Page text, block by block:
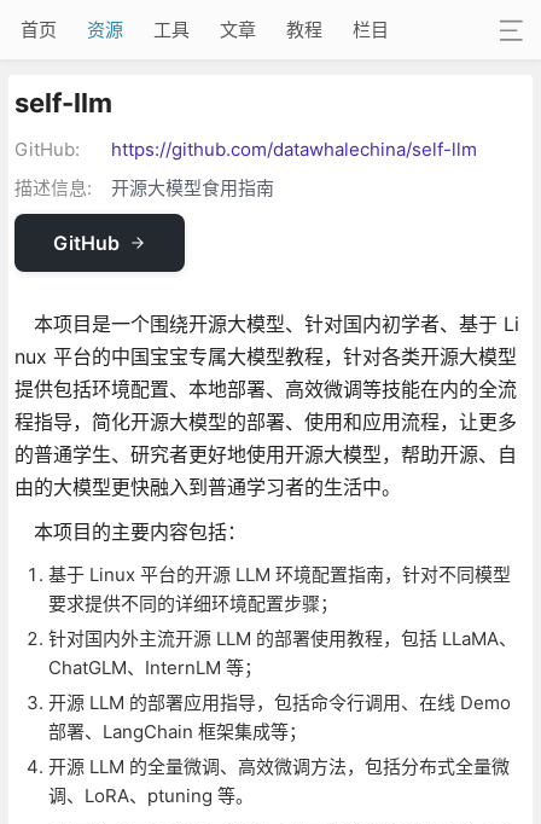
首页 资源 工具 文章 教程 栏目
self-llm
GitHub:
https://github.com/datawhalechina/self-llm
描述信息:
开源大模型食用指南
GitHub
本项目是一个围绕开源大模型、针对国内初学者、基于 Li
nux 平台的中国宝宝专属大模型教程，针对各类开源大模型
提供包括环境配置、本地部署、高效微调等技能在内的全流
程指导，简化开源大模型的部署、使用和应用流程，让更多
的普通学生、研究者更好地使用开源大模型，帮助开源、自
由的大模型更快融入到普通学习者的生活中。
本项目的主要内容包括：
基于 Linux 平台的开源 LLM 环境配置指南，针对不同模型
要求提供不同的详细环境配置步骤；
针对国内外主流开源 LLM 的部署使用教程，包括 LLaMA、
ChatGLM、InternLM 等；
开源 LLM 的部署应用指导，包括命令行调用、在线 Demo
部署、LangChain 框架集成等；
开源 LLM 的全量微调、高效微调方法，包括分布式全量微
调、LoRA、ptuning 等。